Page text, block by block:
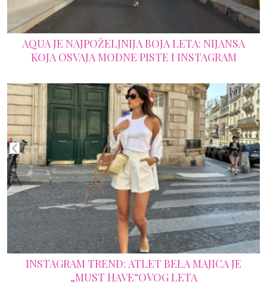
AQUA JE NAJPOŽELJNIJA BOJA LETA: NIJANSA
KOJA OSVAJA MODNE PISTE I INSTAGRAM
INSTAGRAM TREND: ATLET BELA MAJICA JE
„MUST HAVE“OVOG LETA